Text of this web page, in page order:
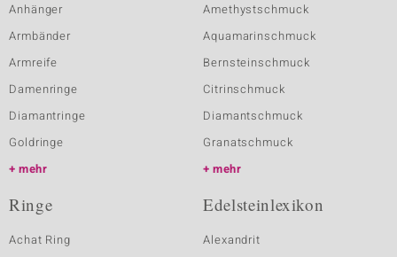
Anhänger
Armbänder
Armreife
Damenringe
Diamantringe
Goldringe
mehr
Amethystschmuck
Aquamarinschmuck
Bernsteinschmuck
Citrinschmuck
Diamantschmuck
Granatschmuck
mehr
Ringe
Achat Ring
Edelsteinlexikon
Alexandrit